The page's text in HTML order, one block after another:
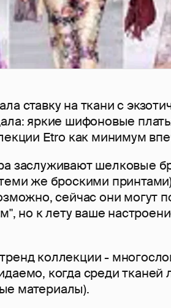
ставку на ткани с
яркие шифоновые
Etro как минимум
заслуживают шелковые
же броскими
сейчас они могут
но к лету ваше
коллекции -
когда среди тканей
материалы).